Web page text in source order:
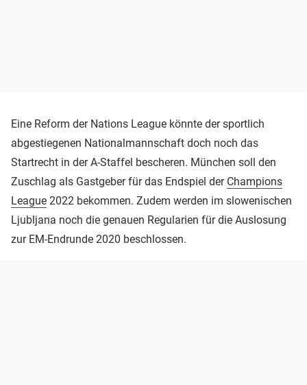
Eine Reform der Nations League könnte der sportlich
abgestiegenen Nationalmannschaft doch noch das
Startrecht in der A-Staffel bescheren. München soll den
Zuschlag als Gastgeber für das Endspiel der Champions
League 2022 bekommen. Zudem werden im slowenischen
Ljubljana noch die genauen Regularien für die Auslosung
zur EM-Endrunde 2020 beschlossen.